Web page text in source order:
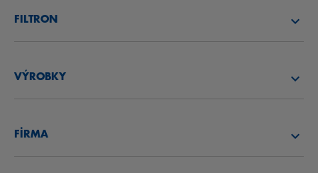
FILTRON
VÝROBKY
FİRMA